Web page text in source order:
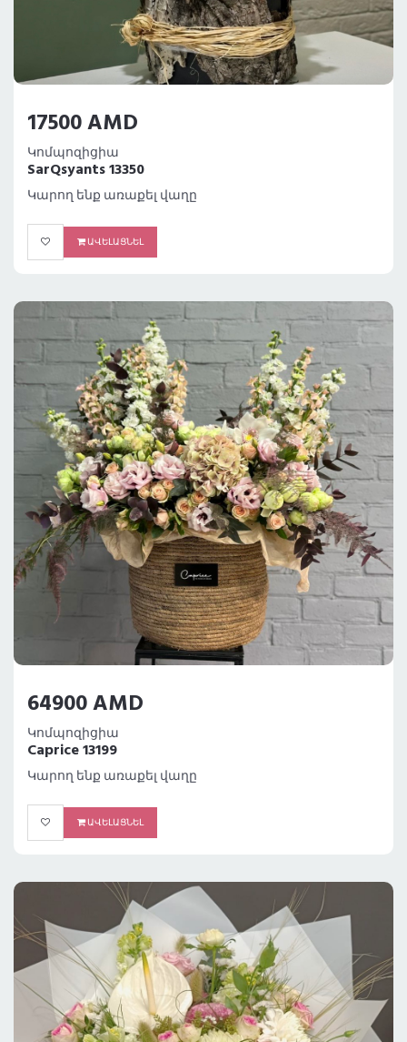
17500 AMD
Կոմպոզիցիա
SarQsyants 13350
Կարող ենք առաքել վաղը
ԱՎԵԼԱՑՆԵԼ
64900 AMD
Կոմպոզիցիա
Caprice 13199
Կարող ենք առաքել վաղը
ԱՎԵԼԱՑՆԵԼ